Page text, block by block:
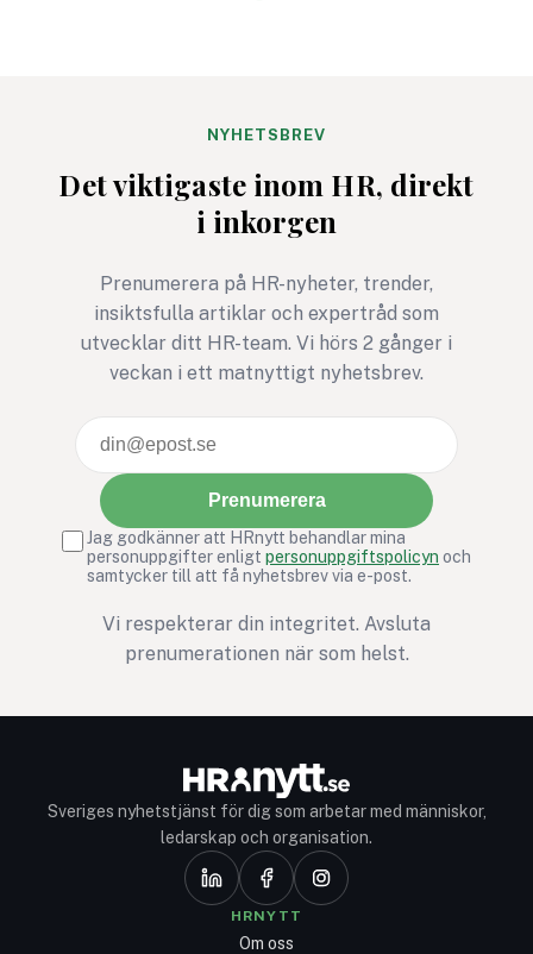
fem bästa tips för ett
säkrare sommarkontor.
NYHETSBREV
Det viktigaste inom HR, direkt
i inkorgen
Prenumerera på HR-nyheter, trender,
insiktsfulla artiklar och expertråd som
utvecklar ditt HR-team. Vi hörs 2 gånger i
veckan i ett matnyttigt nyhetsbrev.
Prenumerera
Jag godkänner att HRnytt behandlar mina
personuppgifter enligt personuppgiftspolicyn och
samtycker till att få nyhetsbrev via e-post.
Vi respekterar din integritet. Avsluta
prenumerationen när som helst.
Sveriges nyhetstjänst för dig som arbetar med människor,
ledarskap och organisation.
HRNYTT
Om oss